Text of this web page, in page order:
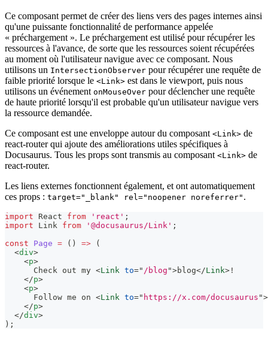
Ce composant permet de créer des liens vers des pages internes ainsi
qu'une puissante fonctionnalité de performance appelée
« préchargement ». Le préchargement est utilisé pour récupérer les
ressources à l'avance, de sorte que les ressources soient récupérées
au moment où l'utilisateur navigue avec ce composant. Nous
utilisons un IntersectionObserver pour récupérer une requête de
faible priorité lorsque le <Link> est dans le viewport, puis nous
utilisons un événement onMouseOver pour déclencher une requête
de haute priorité lorsqu'il est probable qu'un utilisateur navigue vers
la ressource demandée.
Ce composant est une enveloppe autour du composant <Link> de
react-router qui ajoute des améliorations utiles spécifiques à
Docusaurus. Tous les props sont transmis au composant <Link> de
react-router.
Les liens externes fonctionnent également, et ont automatiquement
ces props : target="_blank" rel="noopener noreferrer" .
import React from 'react' ;
import
Link from '@docusaurus/Link' ;
const
Page = ( ) =>
(
<div>
<p>
      Check out my
<Link to=" /blog ">blog</Link> !
</p>
<p>
      Follow me on
<Link to=" https://x.com/docusaurus ">
</p>
</div>
) ;